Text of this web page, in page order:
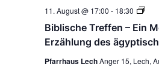
Biblische Treffen – Ein
Erzählung des
11. August @ 17:00 - 18:30
–
Ein
die
Pfarrhaus LechAnger 15, Lech,